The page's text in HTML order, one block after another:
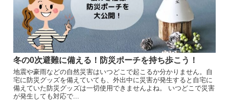
冬の0次避難に備える！防災ポーチを持ち歩こう！
地震や豪雨などの自然災害はいつどこで起こるか分かりません。自
宅に防災グッズを備えていても、外出中に災害が発生すると自宅に
備えていた防災グッズは一切使用できませんよね。 いつどこで災害
が発生しても対応で...